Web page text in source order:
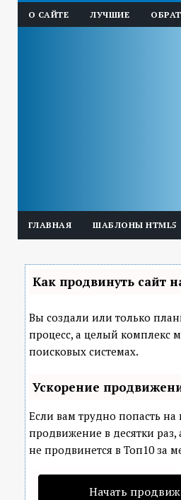
О САЙТЕ ЛУЧШИЕ
ГЛАВНАЯ ШАБЛОНЫ HTML5
Как продвинуть сайт
Вы создали или только
процесс, а целый комплекс
поисковых системах.
Ускорение
Если вам трудно попасть
продвижение в десятки
не продвинется в Топ10 за
Начать